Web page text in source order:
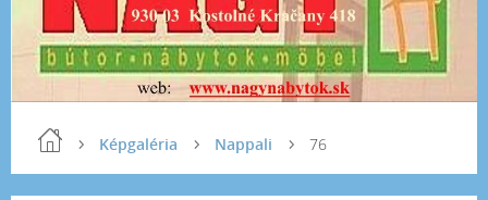
Képgaléria Nappali 76